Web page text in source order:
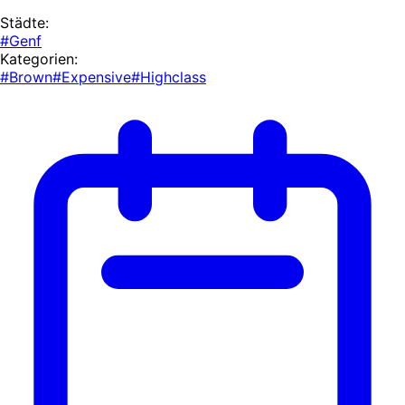
Städte:
#Genf
Kategorien:
#Brown#Expensive#Highclass